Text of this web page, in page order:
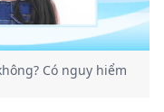
Có nguy hiểm